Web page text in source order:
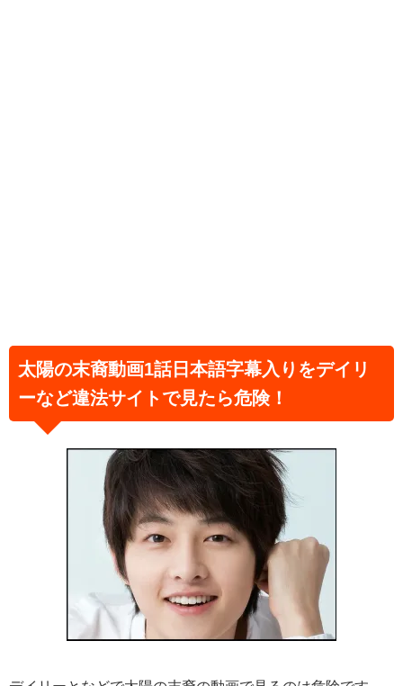
太陽の末裔動画1話日本語字幕入りをデイリ
ーなど違法サイトで見たら危険！